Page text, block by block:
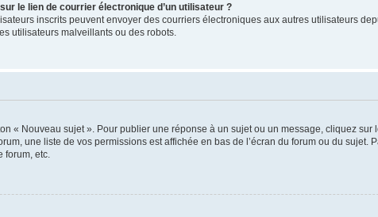
le lien de courrier électronique d’un utilisateur ?
inscrits peuvent envoyer des courriers électroniques aux autres utilisateurs
utilisateurs malveillants ou des robots.
« Nouveau sujet ». Pour publier une réponse à un sujet ou un message, cliquez
une liste de vos permissions est affichée en bas de l’écran du forum ou du
etc.